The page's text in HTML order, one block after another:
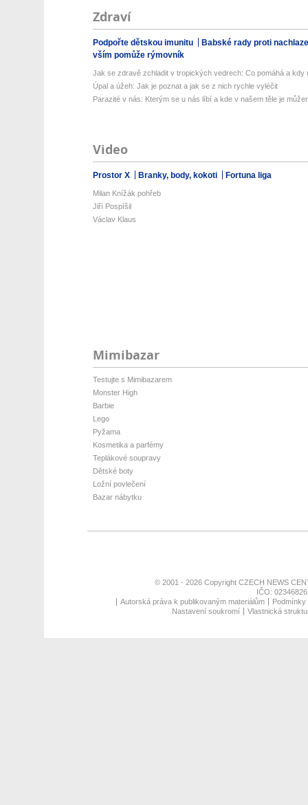
Zdraví
Podpořte dětskou imunitu
Babské rady proti
vším pomůže rýmovník
Jak se zdravě zchladit v tropických vedrech: Co pomáhá a kdy
Úpal a úžeh: Jak je poznat a jak se z nich rychle vyléčit
Parazité v nás: Kterým se u nás líbí a kde v našem těle je
Video
Prostor X Branky, body, kokoti Fortuna liga
Milan Knížák pohřeb
Jiří Pospíšil
Václav Klaus
Mimibazar
Testujte s Mimibazarem
Monster High
Barbie
Lego
Pyžama
Kosmetika a parfémy
Teplákové soupravy
Dětské boty
Ložní povlečení
Bazar nábytku
© 2001 - 2026 Copyright CZECH NEWS
IČO:
Autorská práva k publikovaným materiálům
Nastavení soukromí
Vlastnická